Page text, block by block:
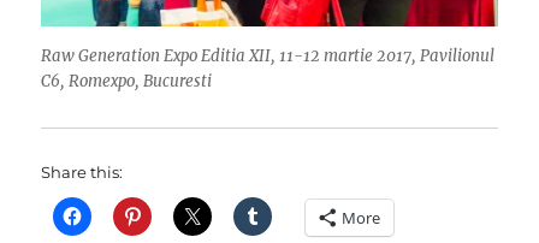
Raw Generation Expo Editia XII, 11-12 martie 2017, Pavilionul
C6, Romexpo, Bucuresti
Share this:
More